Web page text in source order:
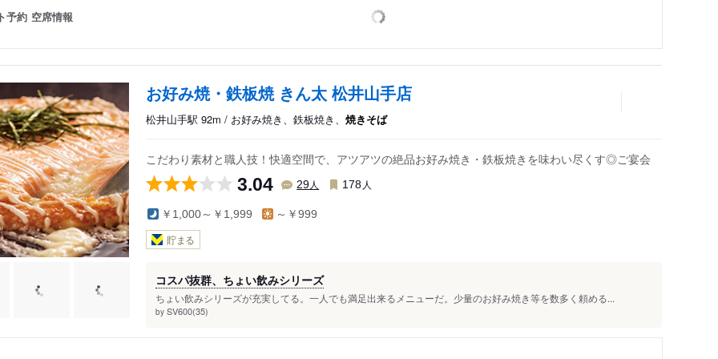
予約 空席情報
お好み焼・鉄板焼 きん太 松井山手店
松井山手駅 92m / お好み焼き、鉄板焼き、 焼きそば
こだわり素材と職人技！快適空間で、アツアツの絶品お好み焼き・鉄板焼きを味わい尽くす◎ご宴会
3.04 29人 178 人
￥1,000～￥1,999 ～￥999
貯まる
コスパ抜群、ちょい飲みシリーズ
ちょい飲みシリーズが充実してる。一人でも満足出来るメニューだ。少量のお好み焼き等を数多く頼める...
by SV600(35)